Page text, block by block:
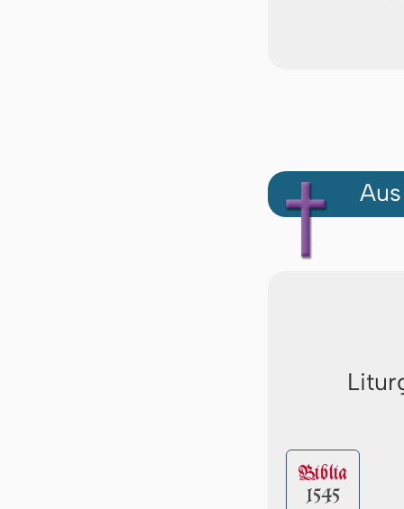
Biblia
1545